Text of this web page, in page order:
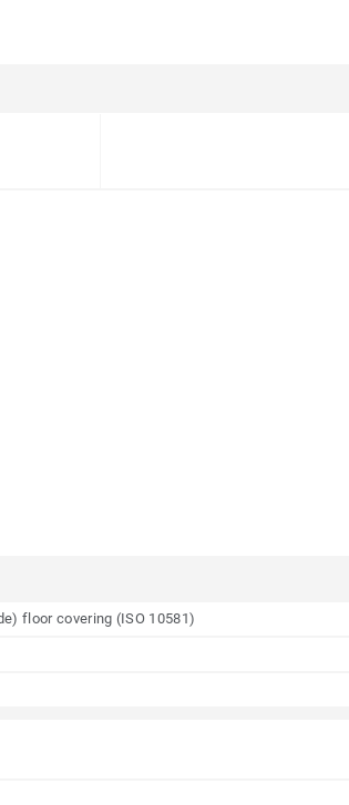
floor covering (ISO 10581)